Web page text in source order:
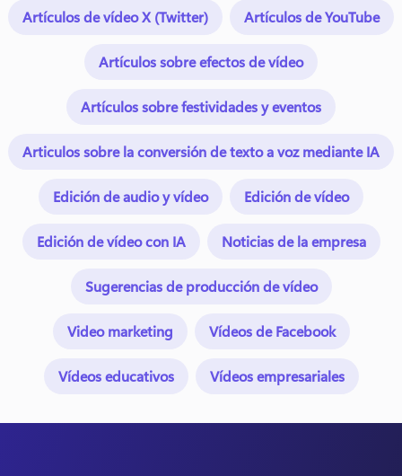
Artículos de vídeo X (Twitter) Artículos de YouTube
Artículos sobre efectos de vídeo
Artículos sobre festividades y eventos
Articulos sobre la conversión de texto a voz mediante IA
Edición de audio y vídeo Edición de vídeo
Edición de vídeo con IA Noticias de la empresa
Sugerencias de producción de vídeo
Video marketing Vídeos de Facebook
Vídeos educativos Vídeos empresariales